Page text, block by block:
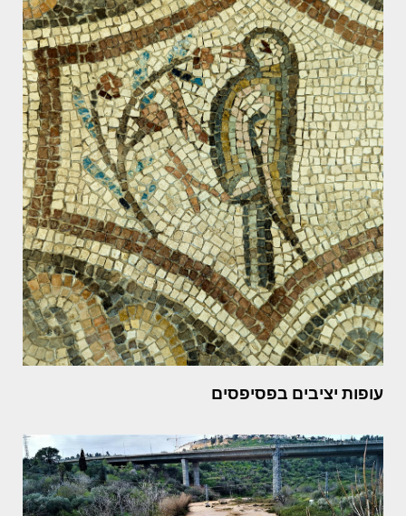
עופות יציבים בפסיפסים